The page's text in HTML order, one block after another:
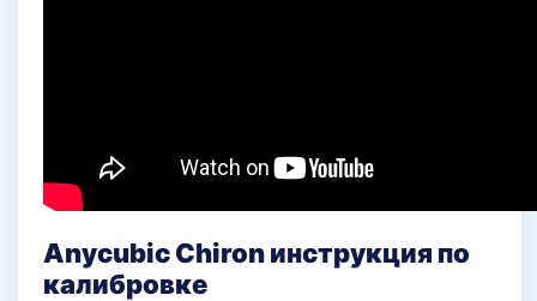
Anycubic Chiron инструкция по
калибровке